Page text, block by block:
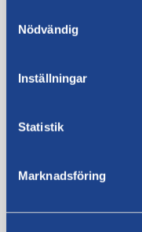
Nödvändig
Inställningar
Statistik
Marknadsföring